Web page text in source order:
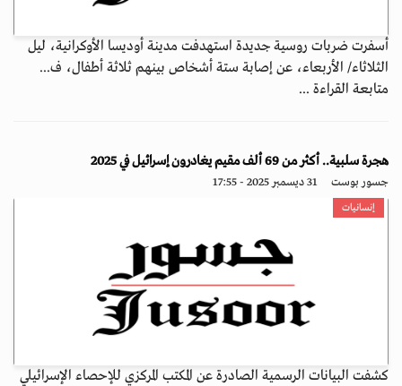
أسفرت ضربات روسية جديدة استهدفت مدينة أوديسا الأوكرانية، ليل
الثلاثاء/ الأربعاء، عن إصابة ستة أشخاص بينهم ثلاثة أطفال، ف...
متابعة القراءة ...
هجرة سلبية.. أكثر من 69 ألف مقيم يغادرون إسرائيل في 2025
جسور بوست 31 ديسمبر 2025 - 17:55
إنسانيات
كشفت البيانات الرسمية الصادرة عن المكتب المركزي للإحصاء الإسرائيلي